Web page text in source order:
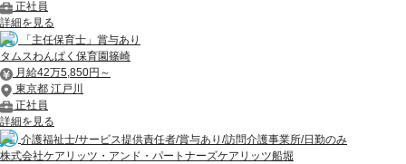
正社員
詳細を見る
「主任保育士」賞与あり
タムスわんぱく保育園篠崎
月給42万5,850円～
東京都 江戸川
正社員
詳細を見る
介護福祉士/サービス提供責任者/賞与あり/訪問介護事業所/日勤のみ
株式会社ケアリッツ・アンド・パートナーズケアリッツ船堀